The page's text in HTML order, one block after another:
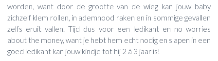
worden, want door de grootte van de wieg kan jouw baby
zichzelf klem rollen, in ademnood raken en in sommige gevallen
zelfs eruit vallen. Tijd dus voor een ledikant en no worries
about the money, want je hebt hem echt nodig en slapen in een
goed ledikant kan jouw kindje tot hij 2 à 3 jaar is!